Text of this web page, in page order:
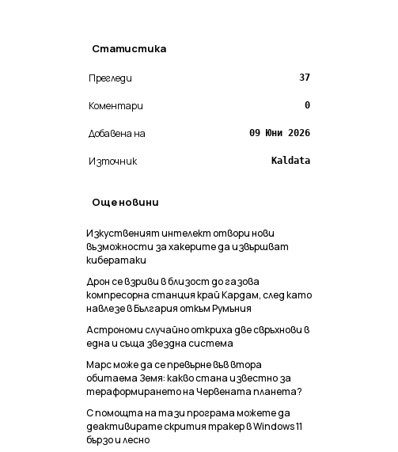
Статистика
Прегледи 37
Коментари 0
Добавена на 09 Юни 2026
Източник Kaldata
Още новини
Изкуственият интелект отвори нови
възможности за хакерите да извършват
кибератаки
Дрон се взриви в близост до газова
компресорна станция край Кардам, след като
навлезе в България откъм Румъния
Астрономи случайно откриха две свръхнови в
една и съща звездна система
Марс може да се превърне във втора
обитаема Земя: какво стана известно за
тераформирането на Червената планета?
С помощта на тази програма можете да
деактивирате скрития тракер в Windows 11
бързо и лесно